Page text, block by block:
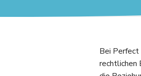
Bei Perfect
rechtlichen